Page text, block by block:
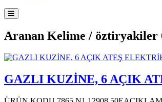
Aranan Kelime / öztiryakiler
GAZLI KUZİNE, 6 AÇIK